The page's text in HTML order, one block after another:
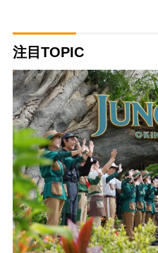
注目TOPIC